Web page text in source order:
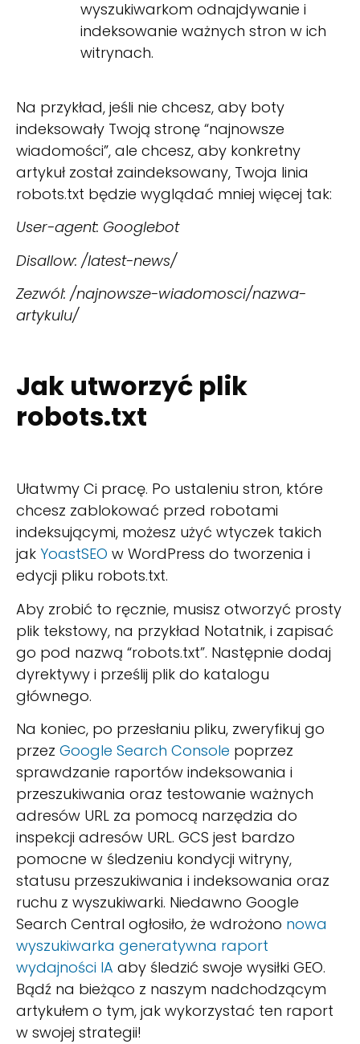
wyszukiwarkom odnajdywanie i
indeksowanie ważnych stron w ich
witrynach.
Na przykład, jeśli nie chcesz, aby boty
indeksowały Twoją stronę “najnowsze
wiadomości”, ale chcesz, aby konkretny
artykuł został zaindeksowany, Twoja linia
robots.txt będzie wyglądać mniej więcej tak:
User-agent: Googlebot
Disallow: /latest-news/
Zezwól: /najnowsze-wiadomosci/nazwa-
artykulu/
Jak utworzyć plik
robots.txt
Ułatwmy Ci pracę. Po ustaleniu stron, które
chcesz zablokować przed robotami
indeksującymi, możesz użyć wtyczek takich
jak YoastSEO w WordPress do tworzenia i
edycji pliku robots.txt.
Aby zrobić to ręcznie, musisz otworzyć prosty
plik tekstowy, na przykład Notatnik, i zapisać
go pod nazwą “robots.txt”. Następnie dodaj
dyrektywy i prześlij plik do katalogu
głównego.
Na koniec, po przesłaniu pliku, zweryfikuj go
przez Google Search Console poprzez
sprawdzanie raportów indeksowania i
przeszukiwania oraz testowanie ważnych
adresów URL za pomocą narzędzia do
inspekcji adresów URL. GCS jest bardzo
pomocne w śledzeniu kondycji witryny,
statusu przeszukiwania i indeksowania oraz
ruchu z wyszukiwarki. Niedawno Google
Search Central ogłosiło, że wdrożono nowa
wyszukiwarka generatywna raport
wydajności IA aby śledzić swoje wysiłki GEO.
Bądź na bieżąco z naszym nadchodzącym
artykułem o tym, jak wykorzystać ten raport
w swojej strategii!